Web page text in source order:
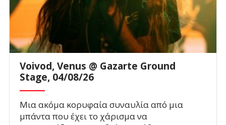
Voivod, Venus @ Gazarte Ground
Stage, 04/08/26
Μια ακόμα κορυφαία συναυλία από μια
μπάντα που έχει το χάρισμα να